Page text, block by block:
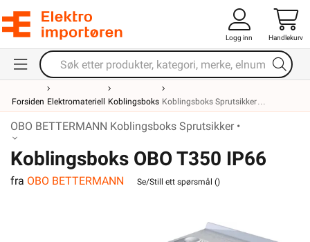
Logg inn Handlekurv
Forsiden Elektromateriell Koblingsboks Koblingsboks Sprutsikker
OBO BETTERMANN Koblingsboks Sprutsikker •
Koblingsboks OBO T350 IP66
fra OBO BETTERMANN Se/Still ett spørsmål ()